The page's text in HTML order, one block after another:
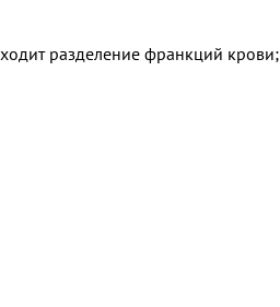
разделение франкций крови;